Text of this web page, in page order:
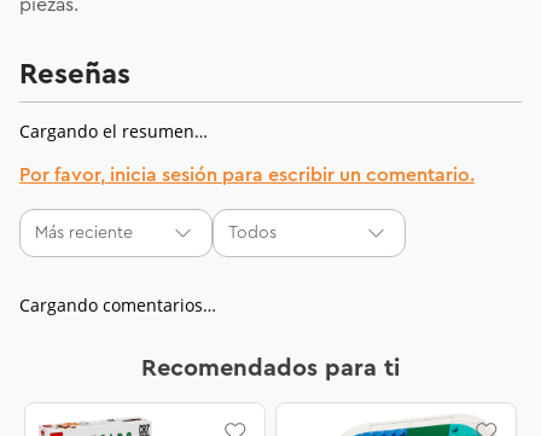
piezas.
Reseñas
Cargando el resumen…
Por favor, inicia sesión para escribir un comentario.
Más reciente Todos
Cargando comentarios…
Recomendados para ti